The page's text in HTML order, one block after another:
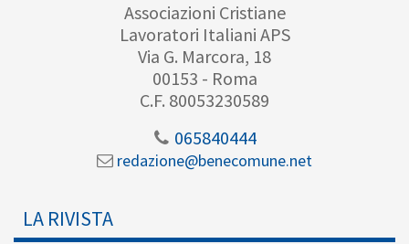
Associazioni Cristiane
Lavoratori Italiani APS
Via G. Marcora, 18
00153 - Roma
C.F. 80053230589
065840444
redazione@benecomune.net
LA RIVISTA